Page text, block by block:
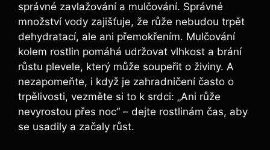
správné zavlažování a‌ mulčování. ⁣Správné​
množství vody⁢ zajišťuje, že‍ růže ‌nebudou⁢ trpět
dehydratací, ale ani přemokřením. Mulčování
kolem rostlin pomáhá udržovat vlhkost a brání ​
růstu‍ plevele, který může​ soupeřit o ⁣živiny. A
nezapomeňte, i ‍když ​je zahradničení‌ často ‌o
trpělivosti, vezměte ​si to⁤ k srdci: „Ani ⁢růže​
nevyrostou ‍přes noc“ – dejte rostlinám čas,⁤ aby
se usadily‍ a začaly‌ růst.